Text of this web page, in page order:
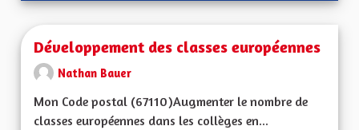
Développement des classes européennes
Nathan Bauer
Mon Code postal (67110)Augmenter le nombre de
classes européennes dans les collèges en...